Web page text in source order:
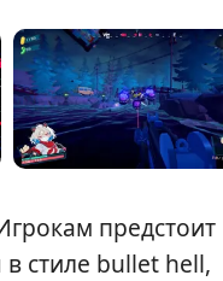
предстоит
стиле bullet hell,